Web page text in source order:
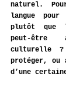
naturel.
langue
plutôt que
peut-être
culturelle ?
protéger,
d’une